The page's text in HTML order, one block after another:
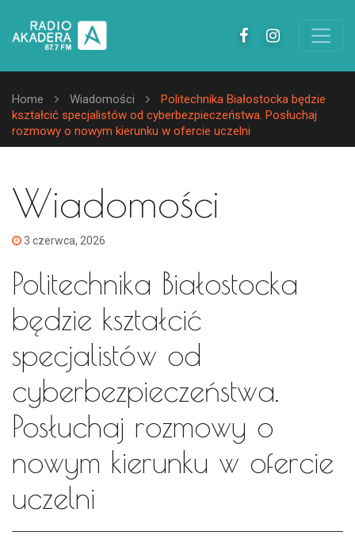
Home Wiadomości
Politechnika Białostocka będzie
kształcić specjalistów od cyberbezpieczeństwa. Posłuchaj
rozmowy o nowym kierunku w ofercie uczelni
Wiadomości
3 czerwca, 2026
Politechnika Białostocka
będzie kształcić
specjalistów od
cyberbezpieczeństwa.
Posłuchaj rozmowy o
nowym kierunku w ofercie
uczelni